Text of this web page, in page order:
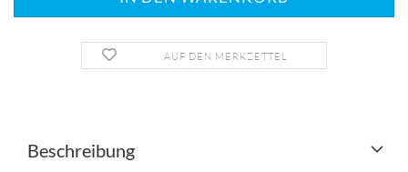
AUF DEN MERKZETTEL
Beschreibung